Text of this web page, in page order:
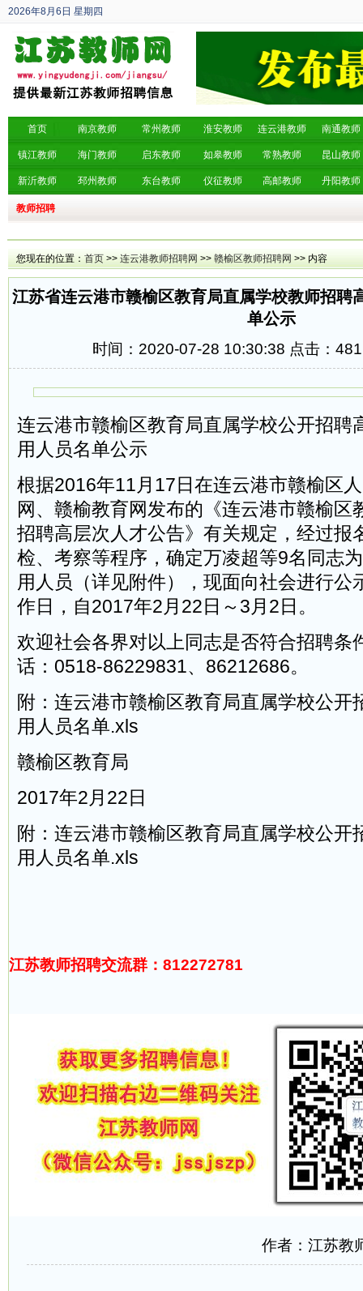
2026年8月6日 星期四
丙午年 六月廿四
首页 南京教师 常州教师 淮安教师 连云港教师 南通教师
镇江教师 海门教师 启东教师 如皋教师 常熟教师 昆山教师
新沂教师 邳州教师 东台教师 仪征教师 高邮教师 丹阳教师
教师招聘
您现在的位置： 首页 >> 连云港教师招聘网 >> 赣榆区教师招聘网 >> 内容
江苏省连云港市赣榆区教育局直属学校教师招聘
单公示
时间：2020-07-28 10:30:38 点击：
连云港市赣榆区教育局直属学校公开招聘
用人员名单公示
根据2016年11月17日在连云港市赣榆区
网、赣榆教育网发布的《连云港市赣榆区
招聘高层次人才公告》有关规定，经过报
检、考察等程序，确定万凌超等9名同志
用人员（详见附件），现面向社会进行公
作日，自2017年2月22日～3月2日。
欢迎社会各界对以上同志是否符合招聘条
话：0518-86229831、86212686。
附：连云港市赣榆区教育局直属学校公开
用人员名单.xls
赣榆区教育局
2017年2月22日
附：连云港市赣榆区教育局直属学校公开
用人员名单.xls
江苏教师招聘交流群：812272781
作者：江苏